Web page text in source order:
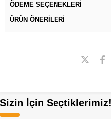
ÖDEME SEÇENEKLERI
ÜRÜN ÖNERILERI
Sizin İçin Seçtiklerimiz!